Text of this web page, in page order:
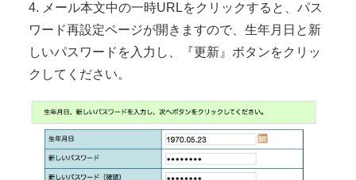
4. メール本文中の一時URLをクリックすると、パス
ワード再設定ページが開きますので、生年月日と新
しいパスワードを入力し、『更新』ボタンをクリッ
クしてください。